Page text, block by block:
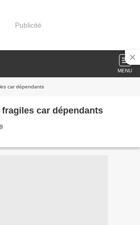
Publicité
MENU
car dépendants
fragiles car dépendants